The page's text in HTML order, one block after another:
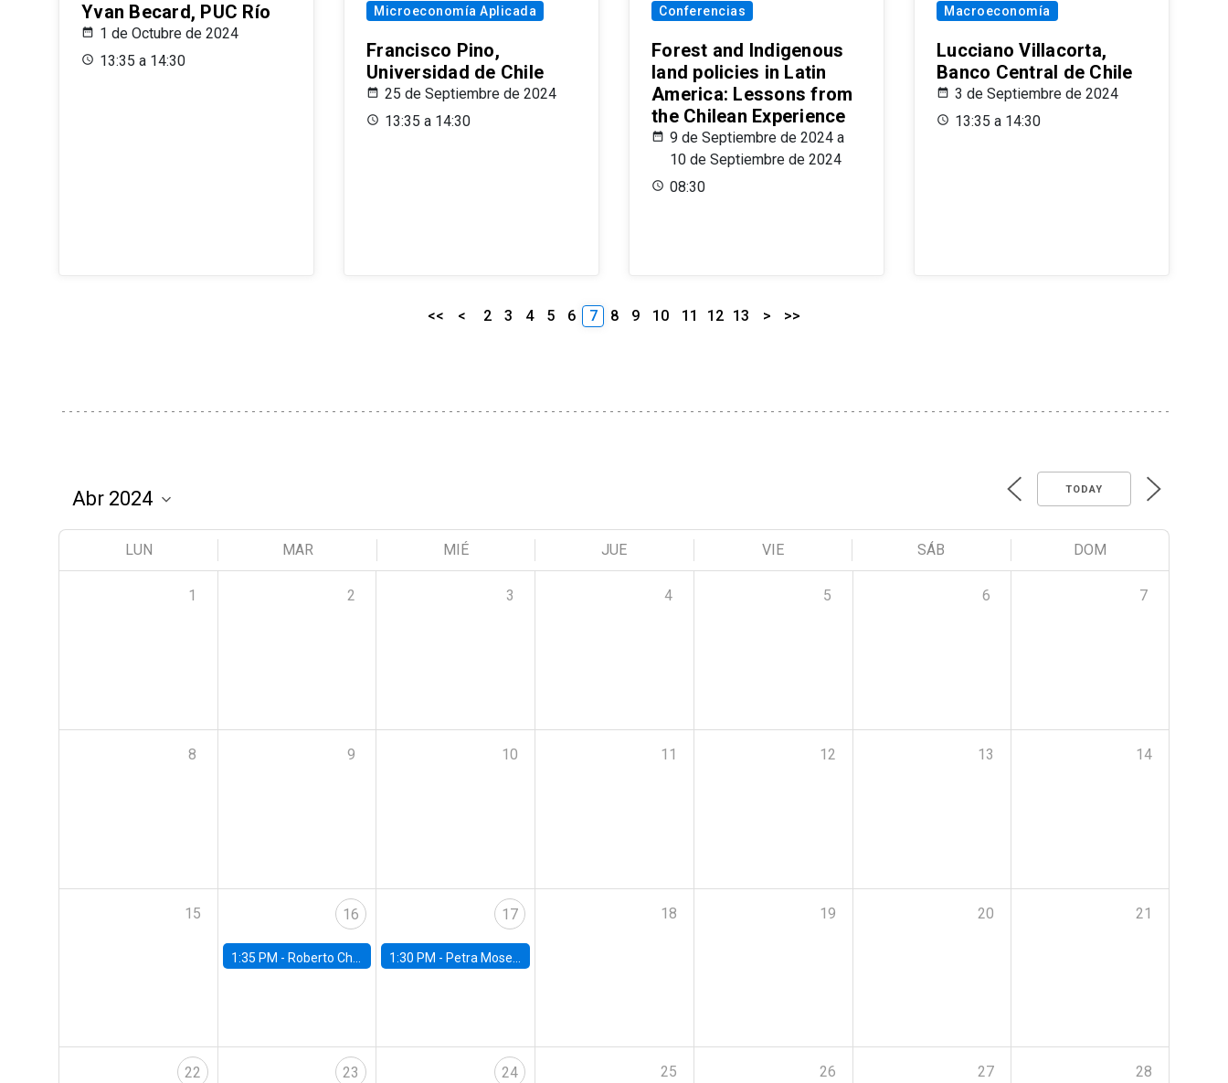
Yvan Becard, PUC Río
1 de Octubre de 2024
13:35 a 14:30
Microeconomía Aplicada
Francisco Pino,
Universidad de Chile
25 de Septiembre de 2024
13:35 a 14:30
Conferencias
Forest and Indigenous
land policies in Latin
America: Lessons from
the Chilean Experience
9 de Septiembre de 2024 a
10 de Septiembre de 2024
08:30
Macroeconomía
Lucciano Villacorta,
Banco Central de Chile
3 de Septiembre de 2024
13:35 a 14:30
<< < 2 3 4 5 6 7 8 9 10 11 12 13 > >>
TODAY
LUN MAR MIÉ JUE VIE SÁB DOM
1 2 3 4 5 6 7
8 9 10 11 12 13 14
15 16
1:35 PM - Roberto Chang, Rutgers University
17
1:30 PM - Petra Moser, NYU Stern
18 19 20 21
22 23 24 25 26 27 28